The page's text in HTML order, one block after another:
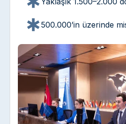
500.000’in üzerinde